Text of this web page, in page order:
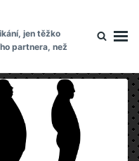
jen těžko
partnera, než